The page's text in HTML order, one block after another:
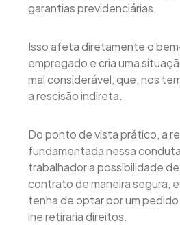
garantias previdenciárias.
Isso afeta diretamente o
empregado e cria uma
mal considerável, que, nos
a rescisão indireta.
Do ponto de vista prático, a
fundamentada nessa
trabalhador a possibilidade
contrato de maneira segura,
tenha de optar por um
lhe retiraria direitos.